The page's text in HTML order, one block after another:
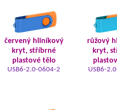
červený hliníkový
kryt, stříbrné
plastové tělo
USB6-2.0-0604-2
růžový
kryt,
USB6-